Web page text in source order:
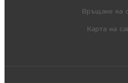
Връщане на
Карта на